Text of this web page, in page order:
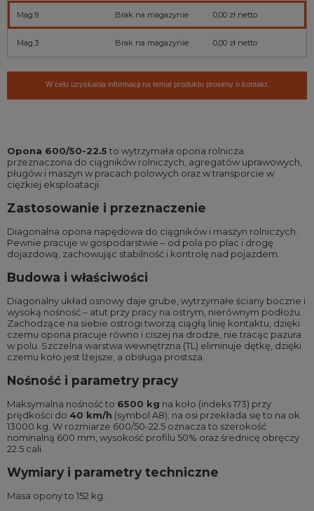
Mag.9 Brak na magazynie 0,00 złnetto
Mag.3 Brak na magazynie 0,00 złnetto
W celu uzyskania informacji na temat produktu prosimy o kontakt.
Opona 600/50-22.5 to wytrzymała opona rolnicza
przeznaczona do ciągników rolniczych, agregatów uprawowych,
pługów i maszyn w pracach polowych oraz w transporcie w
ciężkiej eksploatacji.
Zastosowanie i przeznaczenie
Diagonalna opona napędowa do ciągników i maszyn rolniczych.
Pewnie pracuje w gospodarstwie – od pola po plac i drogę
dojazdową, zachowując stabilność i kontrolę nad pojazdem.
Budowa i właściwości
Diagonalny układ osnowy daje grube, wytrzymałe ściany boczne i
wysoką nośność – atut przy pracy na ostrym, nierównym podłożu.
Zachodzące na siebie ostrogi tworzą ciągłą linię kontaktu, dzięki
czemu opona pracuje równo i ciszej na drodze, nie tracąc pazura
w polu. Szczelna warstwa wewnętrzna (TL) eliminuje dętkę, dzięki
czemu koło jest lżejsze, a obsługa prostsza.
Nośność i parametry pracy
Maksymalna nośność to 6500 kg na koło (indeks 173) przy
prędkości do 40 km/h (symbol A8); na osi przekłada się to na ok.
13000 kg. W rozmiarze 600/50-22.5 oznacza to szerokość
nominalną 600 mm, wysokość profilu 50% oraz średnicę obręczy
22.5 cali.
Wymiary i parametry techniczne
Masa opony to 152 kg.